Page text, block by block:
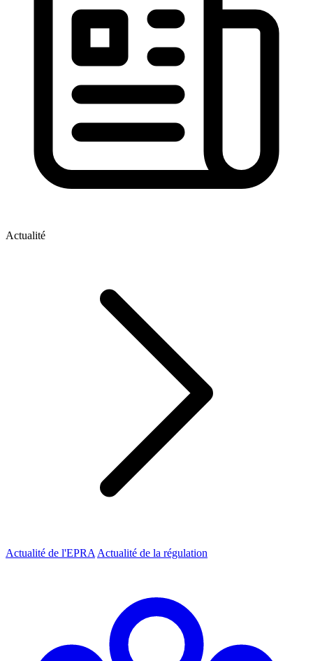
Actualité
Actualité de l'EPRA Actualité de la régulation